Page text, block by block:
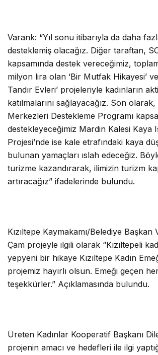
Varank: “Yıl sonu itibarıyla da daha
desteklemiş olacağız. Diğer taraftan,
kapsamında destek vereceğimiz,
milyon lira olan ‘Bir Mutfak Hikayesi’ ve
Tandır Evleri’ projeleriyle kadınların
katılmalarını sağlayacağız. Son olarak,
Merkezleri Destekleme Programı
destekleyeceğimiz Mardin Kalesi Kaya
Projesi’nde ise kale etrafındaki kaya
bulunan yamaçları ıslah edeceğiz.
turizme kazandırarak, ilimizin turizm
artıracağız” ifadelerinde bulundu.
Kızıltepe Kaymakamı/Belediye Başkan
Çam projeyle ilgili olarak “Kızıltepeli
yepyeni bir hikaye Kızıltepe Kadın
projemiz hayırlı olsun. Emeği geçen
teşekkürler.” Açıklamasında bulundu.
Üreten Kadınlar Kooperatif Başkanı
projenin amacı ve hedefleri ile ilgi